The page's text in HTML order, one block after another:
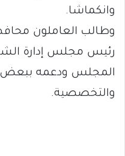
وانكماشا.
وطالب العاملون
رئيس مجلس إدارة
المجلس ودعمه ببعض،
والتخصصية.